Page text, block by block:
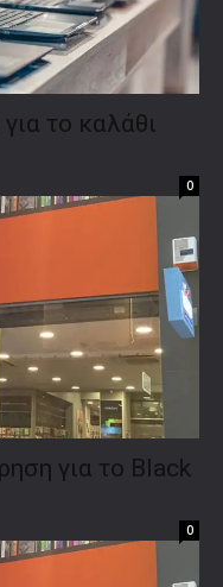
το καλάθι
0
για το Black
0